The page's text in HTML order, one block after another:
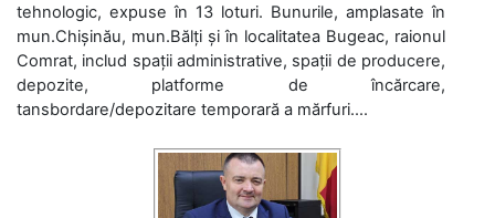
tehnologic, expuse în 13 loturi. Bunurile, amplasate în
mun.Chișinău, mun.Bălți și în localitatea Bugeac, raionul
Comrat, includ spații administrative, spații de producere,
depozite, platforme de încărcare,
tansbordare/depozitare temporară a mărfuri....